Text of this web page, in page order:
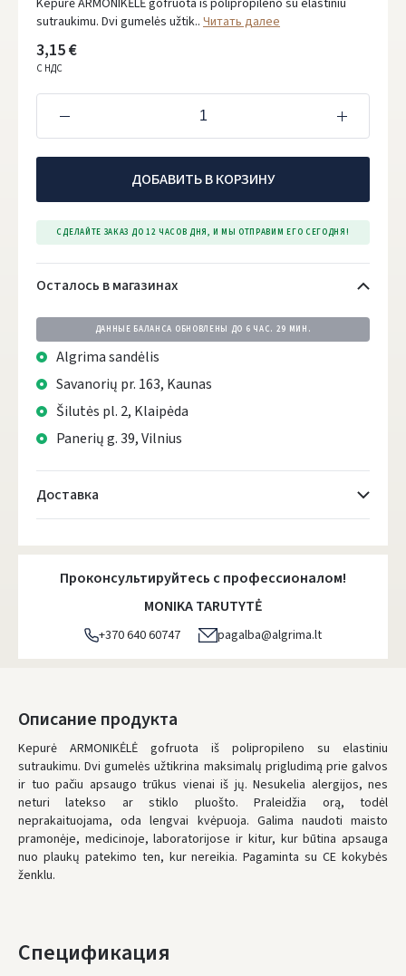
Kepurė ARMONIKĖLĖ gofruota iš polipropileno su elastiniu
sutraukimu. Dvi gumelės užtik.. Читать далее
3,15 €
С НДС
ДОБАВИТЬ В КОРЗИНУ
СДЕЛАЙТЕ ЗАКАЗ ДО 12 ЧАСОВ ДНЯ, И МЫ ОТПРАВИМ ЕГО СЕГОДНЯ!
Осталось в магазинах
ДАННЫЕ БАЛАНСА ОБНОВЛЕНЫ ДО 6 ЧАС. 29 МИН.
Algrima sandėlis
Savanorių pr. 163, Kaunas
Šilutės pl. 2, Klaipėda
Panerių g. 39, Vilnius
Доставка
Atsiėmimo taškai- 0.00 €
DPD kurjeris - 5.00 €
DPD paštomatai- 4.00 €
LP Express paštomatai
Понедельник, Август 10 d.
LP Express kurjeris- 4.00 €
Понедельник, Август 10 d.
ЗАКАЗЫ ОТ80 € БЕСПЛАТНАЯ ДОСТАВКА!
НЕДОСТАТОК БЕСПЛАТНОЙ ДОСТАВКИ:
80 €
* Сроки доставки являются ориентировочными и могут зависеть от
Проконсультируйтесь с профессионалом!
MONIKA TARUTYTĖ
+370 640 60747 pagalba@algrima.lt
Описание продукта
Kepurė ARMONIKĖLĖ gofruota iš polipropileno su elastiniu
sutraukimu. Dvi gumelės užtikrina maksimalų prigludimą prie galvos
ir tuo pačiu apsaugo trūkus vienai iš jų. Nesukelia alergijos, nes
neturi latekso ar stiklo pluošto. Praleidžia orą, todėl
neprakaituojama, oda lengvai kvėpuoja. Galima naudoti maisto
pramonėje, medicinoje, laboratorijose ir kitur, kur būtina apsauga
nuo plaukų patekimo ten, kur nereikia. Pagaminta su CE kokybės
ženklu.
Спецификация